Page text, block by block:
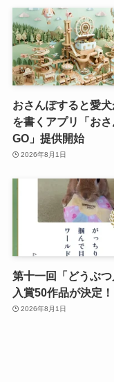
おさんぽすると愛
を書くアプリ「お
GO」提供開始
2026年8月1日
第十一回「どうぶつ
入賞50作品が決定！
2026年8月1日